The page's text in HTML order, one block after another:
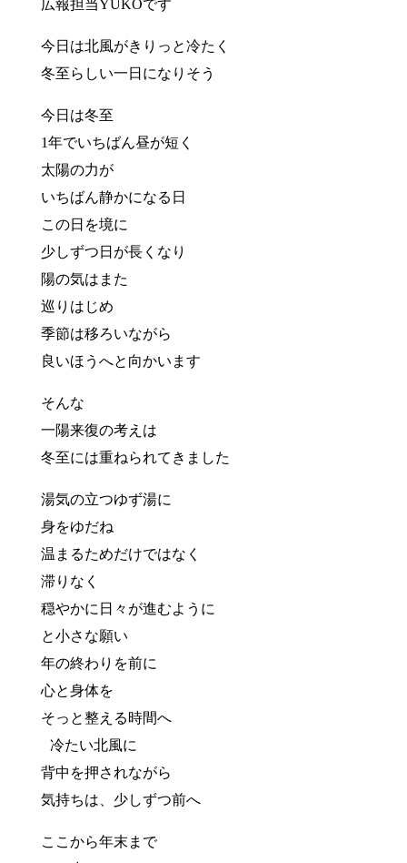
広報担当YUKOです
今日は北風がきりっと冷たく
冬至らしい一日になりそう
今日は冬至
1年でいちばん昼が短く
太陽の力が
いちばん静かになる日
この日を境に
少しずつ日が長くなり
陽の気はまた
巡りはじめ
季節は移ろいながら
良いほうへと向かいます
そんな
一陽来復の考えは
冬至には重ねられてきました
湯気の立つゆず湯に
身をゆだね
温まるためだけではなく
滞りなく
穏やかに日々が進むように
と小さな願い
年の終わりを前に
心と身体を
そっと整える時間へ
冷たい北風に
背中を押されながら
気持ちは、少しずつ前へ
ここから年末まで